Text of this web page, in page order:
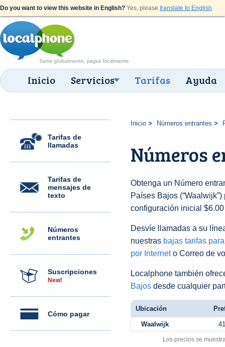
Do you want to view this website in English? Yes, please translate to English.
Inicio Servicios Tarifas Ayuda
Tarifas de
llamadas
Tarifas de
mensajes de
texto
Números
entrantes
Suscripciones
New!
Cómo pagar
Inicio Números entrantes
Números
Obtenga un Número
Países Bajos
configuración inicial
Desvíe llamadas a su
nuestras bajas tarifas
por Interneto Correo de
Localphone también
Bajos desde cualquier
Ubicación
Waalwijk
Los precios se